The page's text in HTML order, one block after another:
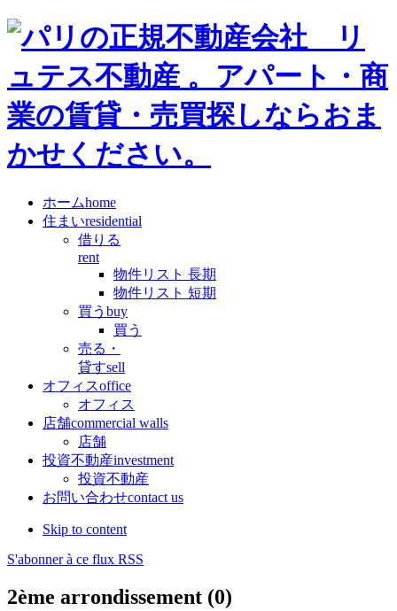
ホームhome
住まいresidential
借りる
rent
物件リスト 長期
物件リスト 短期
買う buy
買う
売る・
貸すsell
オフィスoffice
オフィス
店舗commercial walls
店舗
投資不動産investment
投資不動産
お問い合わせcontact us
Skip to content
S'abonner à ce flux RSS
2ème arrondissement (0)